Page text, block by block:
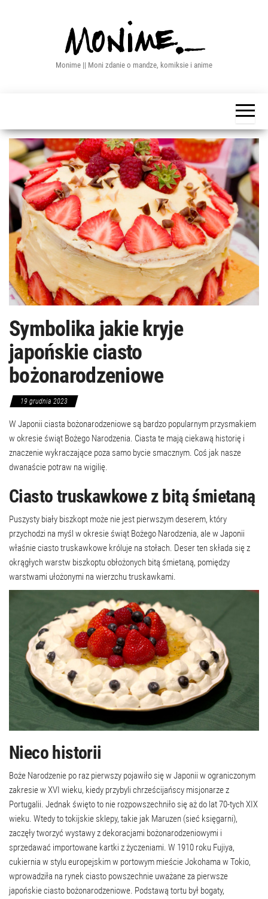
Monime || Moni zdanie o mandze, komiksie i anime
Symbolika jakie kryje
japońskie ciasto
bożonarodzeniowe
19 grudnia 2023
W Japonii ciasta bożonarodzeniowe są bardzo popularnym przysmakiem
w okresie świąt Bożego Narodzenia. Ciasta te mają ciekawą historię i
znaczenie wykraczające poza samo bycie smacznym. Coś jak nasze
dwanaście potraw na wigilię.
Ciasto truskawkowe z bitą śmietaną
Puszysty biały biszkopt może nie jest pierwszym deserem, który
przychodzi na myśl w okresie świąt Bożego Narodzenia, ale w Japonii
właśnie ciasto truskawkowe króluje na stołach. Deser ten składa się z
okrągłych warstw biszkoptu obłożonych bitą śmietaną, pomiędzy
warstwami ułożonymi na wierzchu truskawkami.
Nieco historii
Boże Narodzenie po raz pierwszy pojawiło się w Japonii w ograniczonym
zakresie w XVI wieku, kiedy przybyli chrześcijańscy misjonarze z
Portugalii. Jednak święto to nie rozpowszechniło się aż do lat 70-tych XIX
wieku. Wtedy to tokijskie sklepy, takie jak Maruzen (sieć księgarni),
zaczęły tworzyć wystawy z dekoracjami bożonarodzeniowymi i
sprzedawać importowane kartki z życzeniami. W 1910 roku Fujiya,
cukiernia w stylu europejskim w portowym mieście Jokohama w Tokio,
wprowadziła na rynek ciasto powszechnie uważane za pierwsze
japońskie ciasto bożonarodzeniowe. Podstawą tortu był bogaty,